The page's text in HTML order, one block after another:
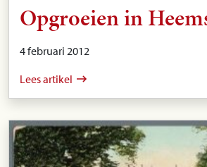
Opgroeien in
4 februari 2012
Lees artikel